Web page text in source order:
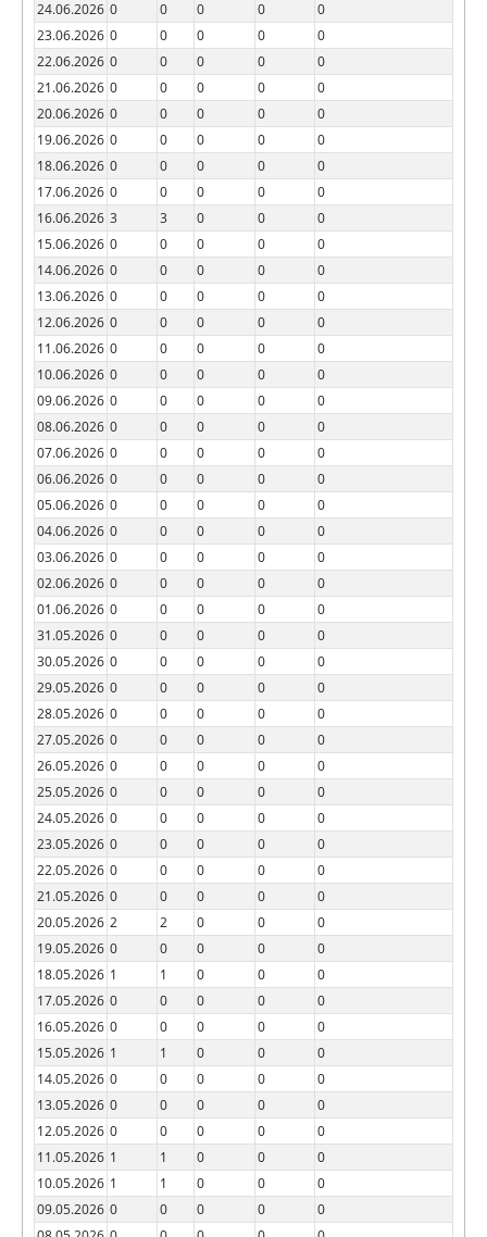
24.06.2026 0 0 0 0
0
23.06.2026 0 0 0 0
0
22.06.2026 0 0 0 0
0
21.06.2026 0 0 0 0
0
20.06.2026 0 0 0 0
0
19.06.2026 0 0 0 0
0
18.06.2026 0 0 0 0
0
17.06.2026 0 0 0 0
0
16.06.2026 3 3 0 0
0
15.06.2026 0 0 0 0
0
14.06.2026 0 0 0 0
0
13.06.2026 0 0 0 0
0
12.06.2026 0 0 0 0
0
11.06.2026 0 0 0 0
0
10.06.2026 0 0 0 0
0
09.06.2026 0 0 0 0
0
08.06.2026 0 0 0 0
0
07.06.2026 0 0 0 0
0
06.06.2026 0 0 0 0
0
05.06.2026 0 0 0 0
0
04.06.2026 0 0 0 0
0
03.06.2026 0 0 0 0
0
02.06.2026 0 0 0 0
0
01.06.2026 0 0 0 0
0
31.05.2026 0 0 0 0
0
30.05.2026 0 0 0 0
0
29.05.2026 0 0 0 0
0
28.05.2026 0 0 0 0
0
27.05.2026 0 0 0 0
0
26.05.2026 0 0 0 0
0
25.05.2026 0 0 0 0
0
24.05.2026 0 0 0 0
0
23.05.2026 0 0 0 0
0
22.05.2026 0 0 0 0
0
21.05.2026 0 0 0 0
0
20.05.2026 2 2 0 0
0
19.05.2026 0 0 0 0
0
18.05.2026 1 1 0 0
0
17.05.2026 0 0 0 0
0
16.05.2026 0 0 0 0
0
15.05.2026 1 1 0 0
0
14.05.2026 0 0 0 0
0
13.05.2026 0 0 0 0
0
12.05.2026 0 0 0 0
0
11.05.2026 1 1 0 0
0
10.05.2026 1 1 0 0
0
09.05.2026 0 0 0 0
0